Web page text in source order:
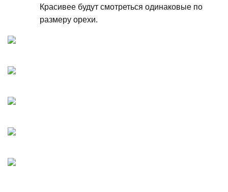
Красивее будут смотреться одинаковые по
размеру орехи.